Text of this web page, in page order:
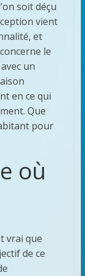
soit déçu
vient
et
le
un
en ce qui
Que
pour
où
vrai que
de ce